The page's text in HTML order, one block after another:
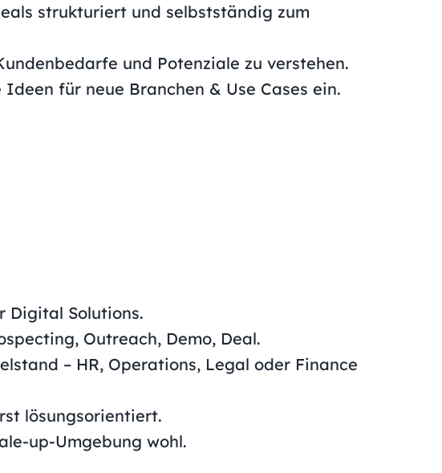
strukturiert und selbstständig zum
und Potenziale zu verstehen.
für neue Branchen & Use Cases ein.
Digital Solutions.
Outreach, Demo, Deal.
– HR, Operations, Legal oder Finance
lösungsorientiert.
up-Umgebung wohl.